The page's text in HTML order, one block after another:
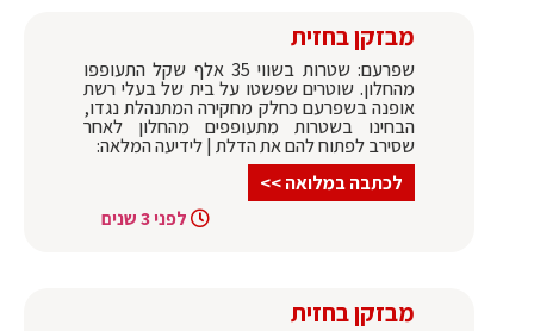
מבזקן בחזית
שפרעם: שטרות בשווי 35 אלף שקל התעופפו
מהחלון. שוטרים שפשטו על בית של בעלי רשת
אופנה בשפרעם כחלק מחקירה המתנהלת נגדו,
הבחינו בשטרות מתעופפים מהחלון לאחר
שסירב לפתוח להם את הדלת | לידיעה המלאה:
לכתבה במלואה >>
לפני 3 שנים
מבזקן בחזית